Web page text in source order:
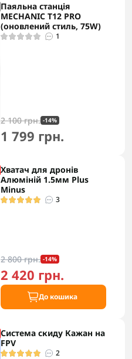
Паяльна станція
MECHANIC T12 PRO
(оновлений стиль, 75W)
1
2 100 грн. -14%
1 799 грн.
Хватач для дронів
Алюміній 1.5мм Plus
Minus
3
2 800 грн. -14%
2 420 грн.
До кошика
Система скиду Кажан на
FPV
2